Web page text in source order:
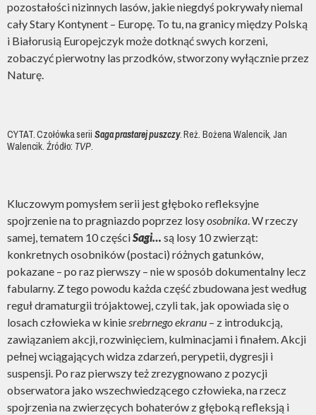
pozostałości nizinnych lasów, jakie niegdyś pokrywały niemal
cały Stary Kontynent – Europę. To tu, na granicy między Polską
i Białorusią Europejczyk może dotknąć swych korzeni,
zobaczyć pierwotny las przodków, stworzony wyłącznie przez
Naturę.
CYTAT. Czołówka serii Saga prastarej puszczy. Reż. Bożena Walencik, Jan
Walencik. Źródło: TVP.
Kluczowym pomysłem serii jest głęboko refleksyjne
spojrzenie na to pragniazdo poprzez losyosobnika. W rzeczy
samej, tematem 10 częściSagi… są losy 10 zwierząt:
konkretnych osobników (postaci) różnych gatunków,
pokazane – po raz pierwszy – nie w sposób dokumentalny lecz
fabularny. Z tego powodu każda część zbudowana jest według
reguł dramaturgii trójaktowej, czyli tak, jak opowiada się o
losach człowieka w kiniesrebrnego ekranu – z introdukcją,
zawiązaniem akcji, rozwinięciem, kulminacjami i finałem. Akcji
pełnej wciągających widza zdarzeń, perypetii, dygresji i
suspensji. Po raz pierwszy też zrezygnowano z pozycji
obserwatora jako wszechwiedzącego człowieka, na rzecz
spojrzenia na zwierzęcych bohaterów z głęboką refleksją i